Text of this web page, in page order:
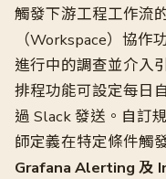
觸發下游工程工作流
（Workspace）協
進行中的調查並介入
排程功能可設定每日
過 Slack 發送。自訂
師定義在特定條件觸
Grafana Alerting 及